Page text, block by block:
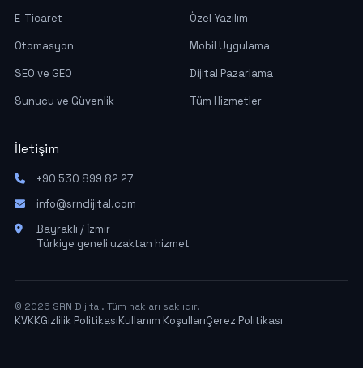
E-Ticaret
Özel Yazılım
Otomasyon
Mobil Uygulama
SEO ve GEO
Dijital Pazarlama
Sunucu ve Güvenlik
Tüm Hizmetler
İletişim
+90 530 899 82 27
info@srndijital.com
Bayraklı / İzmir
Türkiye geneli uzaktan hizmet
© 2026 SRN Dijital. Tüm hakları saklıdır.
KVKKGizlilik PolitikasıKullanım KoşullarıÇerez Politikası